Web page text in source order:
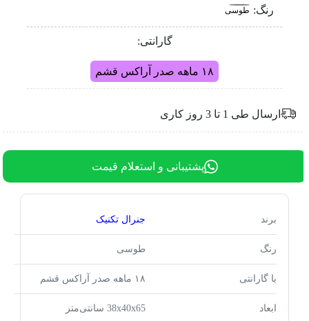
رنگ: طوسی
گارانتی:
۱۸ ماهه صدر آراکس قشم
ارسال طی 1 تا 3 روز کاری
پشتیبانی و استعلام قیمت
برند جنرال تکنیک
رنگ طوسی
با گارانتی ۱۸ ماهه صدر آراکس قشم
ابعاد 38x40x65 سانتی‌متر